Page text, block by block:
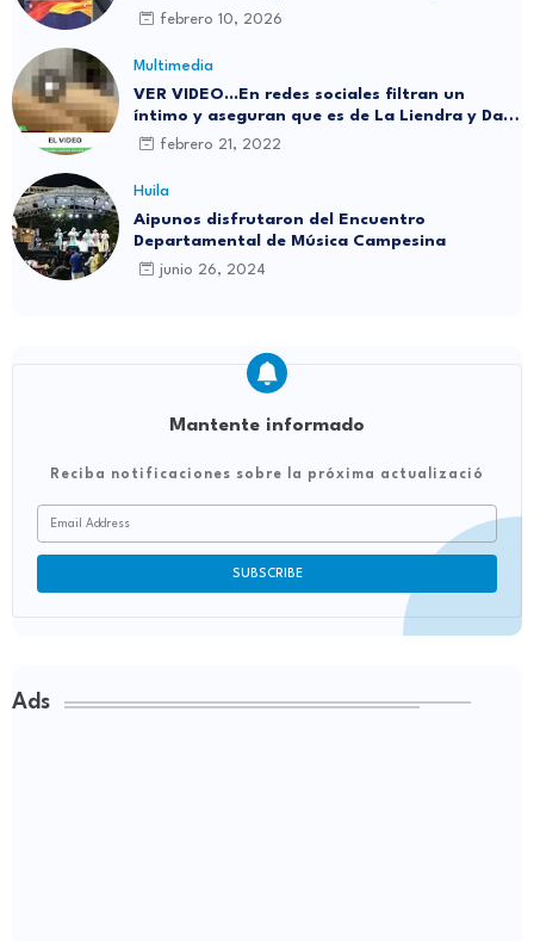
responde a reciente encuesta: “No me asusta
febrero 10, 2026
Multimedia
VER VIDEO...En redes sociales filtran un
íntimo y aseguran que es de La Liendra y Dani
Dukefebrero 21, 2022
Huila
Aipunos disfrutaron del Encuentro
Departamental de Música Campesina
junio 26, 2024
Mantente informado
Reciba notificaciones sobre la próxima actualizació
Ads